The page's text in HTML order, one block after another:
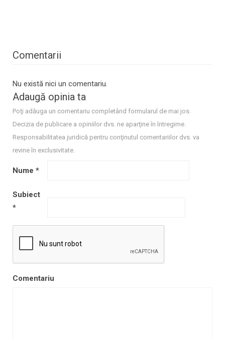
Comentarii
Nu există nici un comentariu.
Adaugă opinia ta
Poţi adăuga un comentariu completând formularul de mai jos.
Decizia de publicare a opiniilor dvs. ne aparţine în întregime.
Responsabilitatea juridică pentru conţinutul comentariilor dvs. va
revine în exclusivitate.
Nume *
Subiect
*
Comentariu